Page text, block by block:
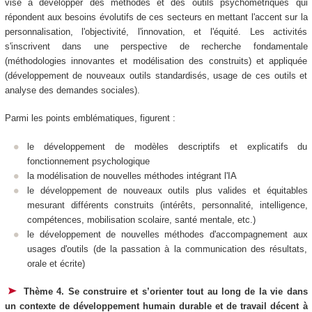
vise à développer des méthodes et des outils psychométriques qui
répondent aux besoins évolutifs de ces secteurs en mettant l'accent sur la
personnalisation, l'objectivité, l'innovation, et l'équité. Les activités
s'inscrivent dans une perspective de recherche fondamentale
(méthodologies innovantes et modélisation des construits) et appliquée
(développement de nouveaux outils standardisés, usage de ces outils et
analyse des demandes sociales).
Parmi les points emblématiques, figurent :
le développement de modèles descriptifs et explicatifs du
fonctionnement psychologique
la modélisation de nouvelles méthodes intégrant l'IA
le développement de nouveaux outils plus valides et équitables
mesurant différents construits (intérêts, personnalité, intelligence,
compétences, mobilisation scolaire, santé mentale, etc.)
le développement de nouvelles méthodes d'accompagnement aux
usages d'outils (de la passation à la communication des résultats,
orale et écrite)
Thème 4. Se construire et s’orienter tout au long de la vie dans
un contexte de développement humain durable et de travail décent à